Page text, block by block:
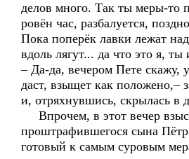
делов много. Так ты меры-то
ровён час, разбалуется,
Пока поперёк лавки лежат
вдоль лягут... да что это я, ты
– Да-да, вечером Пете скажу,
даст, взыщет как положено,–
и, отряхнувшись, скрылась в
Впрочем, в этот вечер
проштрафившегося сына
готовый к самым суровым